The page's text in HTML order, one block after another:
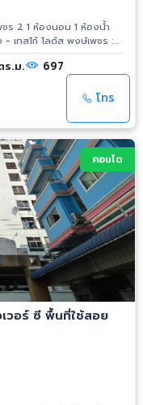
ร 2 1 ห้องนอน 1 ห้องน้ำ
งามวงศ์วาน : 1.5 กม. -
ธิเบศร์ : 3.8 กม. - เอส
ลนนทเวช : 1.4 กม. - โรง
ดี : 3.4 กม. - มหาวิทยาลัย
: 3.4 กม. - กระทรวง
ร.ม. 697
โทร
คอนโด
วอร์ ซี พื้นที่ใช้สอย